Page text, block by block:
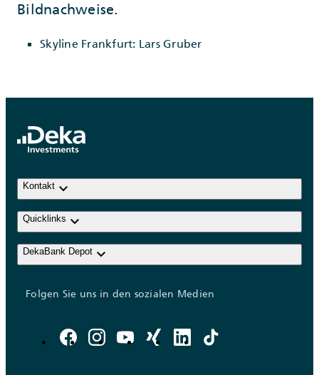
Bildnachweise.
Skyline Frankfurt: Lars Gruber
Kontakt keyboard_arrow_down
Quicklinks keyboard_arrow_down
DekaBank Depot keyboard_arrow_down
Folgen Sie uns in den sozialen Medien